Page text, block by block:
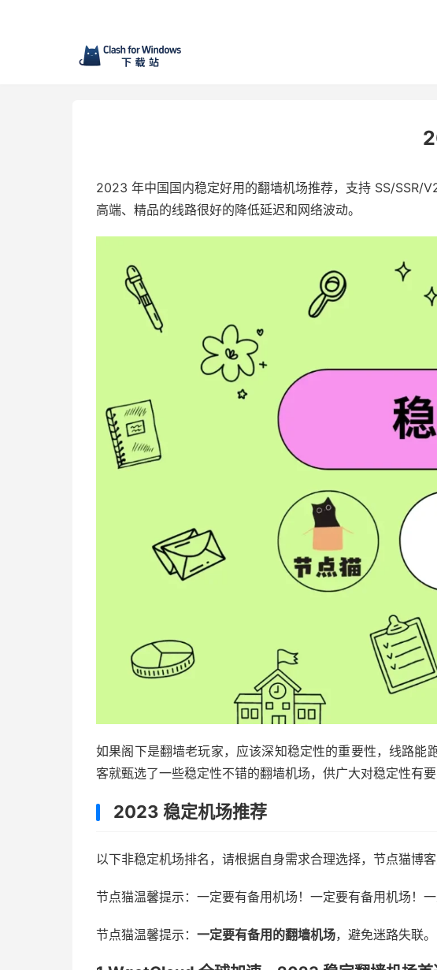
2023 年中国国内稳定好用的翻墙机场推荐，支持 SS/SSR/
高端、精品的线路很好的降低延迟和网络波动。
如果阁下是翻墙老玩家，应该深知稳定性的重要性，线路
客就甄选了一些稳定性不错的翻墙机场，供广大对稳定性有要
2023 稳定机场推荐
以下非稳定机场排名，请根据自身需求合理选择，节点猫博
节点猫温馨提示：一定要有备用机场！一定要有备用机场！
节点猫温馨提示： 一定要有备用的翻墙机场，避免迷路失联。